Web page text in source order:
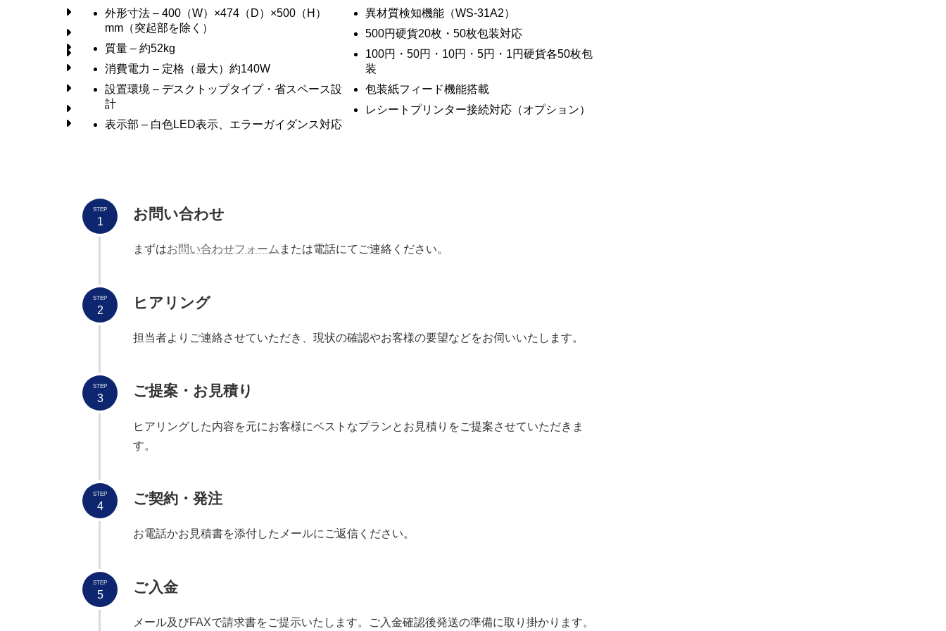
外形寸法 – 400（W）×474（D）×500（H）
mm（突起部を除く）
質量 – 約52kg
消費電力 – 定格（最大）約140W
設置環境 – デスクトップタイプ・省スペース設
計
表示部 – 白色LED表示、エラーガイダンス対応
異材質検知機能（WS-31A2）
500円硬貨20枚・50枚包装対応
100円・50円・10円・5円・1円硬貨各50枚包
装
包装紙フィード機能搭載
レシートプリンター接続対応（オプション）
お問い合わせ
まずはお問い合わせフォーム または電話にてご連絡ください。
STEP
1
ヒアリング
担当者よりご連絡させていただき、現状の確認やお客様の要望などをお伺いいたします。
STEP
2
ご提案・お見積り
ヒアリングした内容を元にお客様にベストなプランとお見積りをご提案させていただきま
す。
STEP
3
ご契約・発注
お電話かお見積書を添付したメールにご返信ください。
STEP
4
ご入金
メール及びFAXで請求書をご提示いたします。ご入金確認後発送の準備に取り掛かります。
STEP
5